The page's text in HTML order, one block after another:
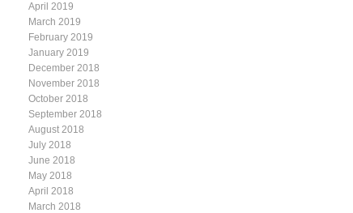
April 2019
March 2019
February 2019
January 2019
December 2018
November 2018
October 2018
September 2018
August 2018
July 2018
June 2018
May 2018
April 2018
March 2018